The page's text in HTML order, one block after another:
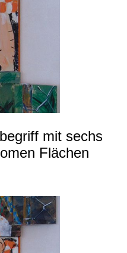
mit sechs
Flächen